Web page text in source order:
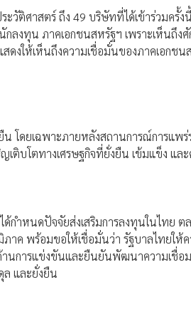
วัติศาสตร์ ถึง 49 บริษัทที่ได้เข้าร่วมครั้
ลงทุน ภาคเอกชนสหรัฐฯ เพราะเห็นถึง
งให้เห็นถึงความเชื่อมั่นของภาคเอกชน
น โดยเฉพาะภายหลังสถานการณ์การแพ
ติบโตทางเศรษฐกิจที่ยั่งยืน เข้มแข็ง แล
กำหนดปัจจัยส่งเสริมการลงทุนในไทย
าค พร้อมขอให้เชื่อมั่นว่า รัฐบาลไทยให้
นการแข่งขันและยืนยันพัฒนาความเชื่อม
ล และยั่งยืน